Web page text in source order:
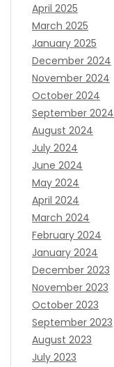
April 2025
March 2025
January 2025
December 2024
November 2024
October 2024
September 2024
August 2024
July 2024
June 2024
May 2024
April 2024
March 2024
February 2024
January 2024
December 2023
November 2023
October 2023
September 2023
August 2023
July 2023